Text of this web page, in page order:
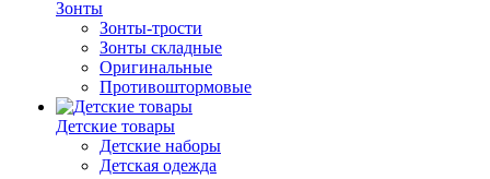
Зонты
Зонты-трости
Зонты складные
Оригинальные
Противоштормовые
Детские товары
Детские наборы
Детская одежда